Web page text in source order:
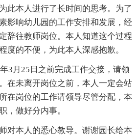
此本人进行了长时间的思考。为了
影响幼儿园的工作安排和发展，经
辞往教师岗位。本人知道这个过程
度的不便，为此本人深感抱歉。
3月25日之前完成工作交接，请领
在未离开岗位之前，本人一定会站
在岗位的工作请领导尽管分配，本
，做好分内事。
对本人的悉心教导。谢谢园长给本